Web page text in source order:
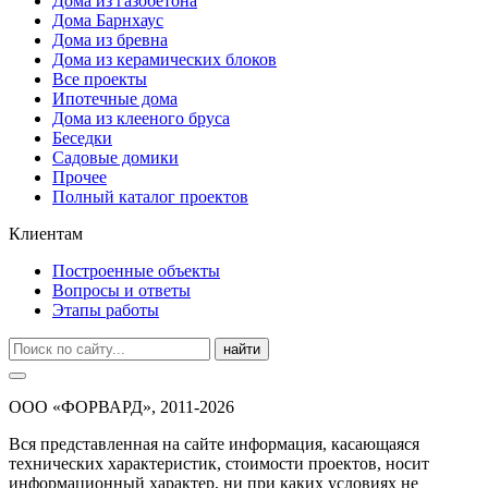
Дома Барнхаус
Дома из бревна
Дома из керамических блоков
Все проекты
Ипотечные дома
Дома из клееного бруса
Беседки
Садовые домики
Прочее
Полный каталог проектов
Клиентам
Построенные объекты
Вопросы и ответы
Этапы работы
найти
ООО «ФОРВАРД», 2011-2026
Вся представленная на сайте информация, касающаяся
технических характеристик, стоимости проектов, носит
информационный характер, ни при каких условиях не